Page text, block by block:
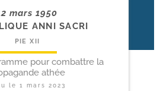
mars 1950
ANNI SACRI
PIE XII
pour combattre la
athée
le1 mars 2023